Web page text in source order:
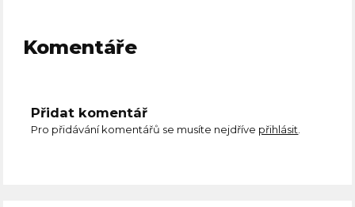
Komentáře
Přidat komentář
Pro přidávání komentářů se musíte nejdříve přihlásit